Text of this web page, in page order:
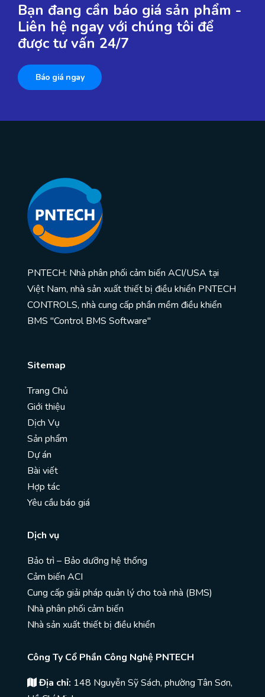
Bạn đang cần báo giá sản phẩm -
Liên hệ ngay với chúng tôi để
được tư vấn 24/7
Báo giá ngay
PNTECH: Nhà phân phối cảm biến ACI/USA tại
Việt Nam, nhà sản xuất thiết bị điều khiển PNTECH
CONTROLS, nhà cung cấp phần mềm điều khiển
BMS "Control BMS Software"
Sitemap
Trang Chủ
Giới thiệu
Dịch Vụ
Sản phẩm
Dự án
Bài viết
Hợp tác
Yêu cầu báo giá
Dịch vụ
Bảo trì – Bảo dưỡng hệ thống
Cảm biến ACI
Cung cấp giải pháp quản lý cho toà nhà (BMS)
Nhà phân phối cảm biến
Nhà sản xuất thiết bị điều khiển
Công Ty Cổ Phần Công Nghệ PNTECH
Địa chỉ: 148 Nguyễn Sỹ Sách, phường Tân Sơn,